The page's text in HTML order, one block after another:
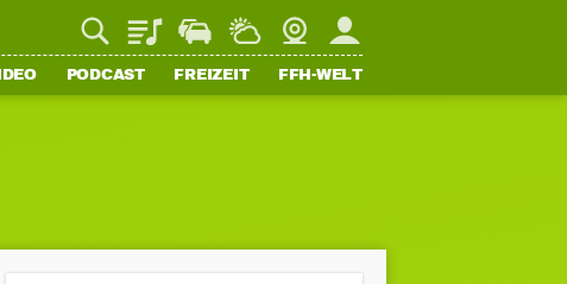
PlaylistStaupilotWetterWebcamMein FFH
PODCAST FREIZEIT FFH-WELT